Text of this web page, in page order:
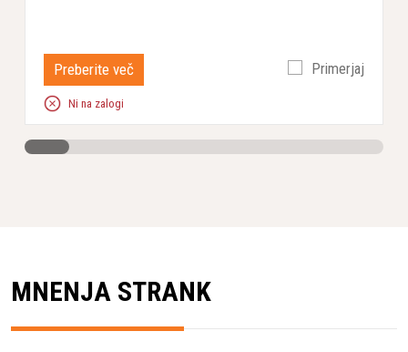
Preberite več Primerjaj
Ni na zalogi
MNENJA STRANK